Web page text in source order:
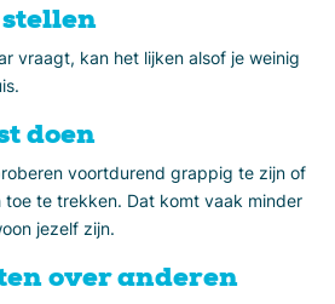
stellen
vraagt, kan het lijken alsof je weinig
doen
voortdurend grappig te zijn of
toe te trekken. Dat komt vaak minder
jezelf zijn.
over anderen